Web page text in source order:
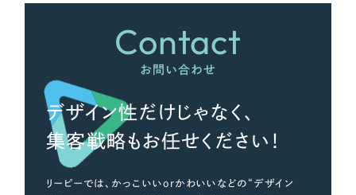
Contact
お問い合わせ
デザイン性だけじゃなく、
集客戦略もお任せください！
リーピーでは、かっこいいorかわいいなどの“デザイン